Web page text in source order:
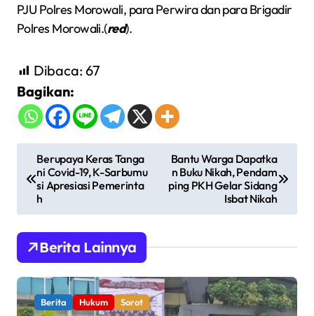
PJU Polres Morowali, para Perwira dan para Brigadir
Polres Morowali.(red).
Dibaca: 67
Bagikan:
a
a
s
Berupaya Keras Tanga
ni Covid-19, K-Sarbumu
si Apresiasi Pemerinta
h
Bantu Warga Dapatka
n Buku Nikah, Pendam
ping PKH Gelar Sidang
Isbat Nikah
Berita Lainnya
Berita Hukum Sorot